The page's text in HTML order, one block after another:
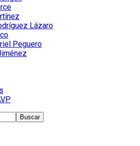
Lázaro
Peguero